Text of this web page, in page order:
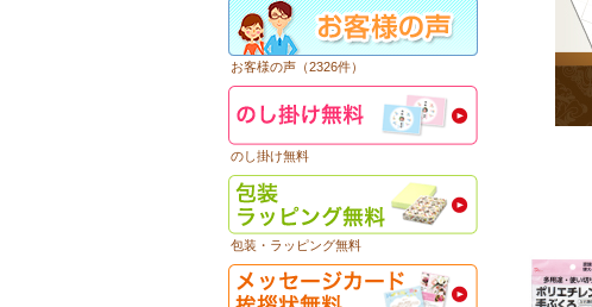
お客様の声（2326件）
のし掛け無料
包装・ラッピング無料